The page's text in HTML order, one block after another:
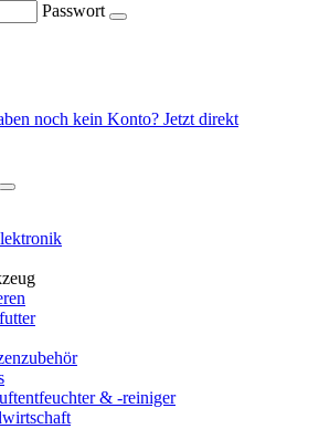
Passwort
noch kein Konto? Jetzt direkt
& -reiniger